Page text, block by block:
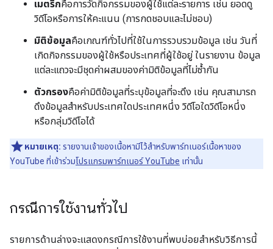
เมตริกคือการวัดกิจกรรมของผู้ใช้แต่ละรายการ เช่น ยอดดู
วิดีโอหรือการให้คะแนน (การกดชอบและไม่ชอบ)
มิติข้อมูลคือเกณฑ์ทั่วไปที่ใช้ในการรวบรวมข้อมูล เช่น วันที่
เกิดกิจกรรมของผู้ใช้หรือประเทศที่ผู้ใช้อยู่ ในรายงาน ข้อมูล
แต่ละแถวจะมีชุดค่าผสมของค่ามิติข้อมูลที่ไม่ซ้ำกัน
ตัวกรองคือค่ามิติข้อมูลที่ระบุข้อมูลที่จะดึง เช่น คุณสามารถ
ดึงข้อมูลสำหรับประเทศใดประเทศหนึ่ง วิดีโอใดวิดีโอหนึ่ง
หรือกลุ่มวิดีโอได้
หมายเหตุ: รายงานเจ้าของเนื้อหามีไว้สำหรับพาร์ทเนอร์เนื้อหาของ
YouTube ที่เข้าร่วมโปรแกรมพาร์ทเนอร์ YouTube เท่านั้น
กรณีการใช้งานทั่วไป